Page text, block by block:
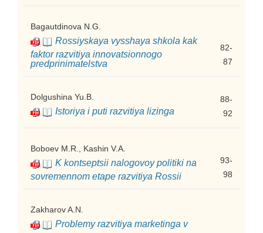
Bagautdinova N.G.
Rossiyskaya vysshaya shkola kak
faktor razvitiya innovatsionnogo
predprinimatelstva
82-
87
Dolgushina Yu.B.
Istoriya i puti razvitiya lizinga
88-
92
Boboev M.R., Kashin V.A.
K kontseptsii nalogovoy politiki na
sovremennom etape razvitiya Rossii
93-
98
Zakharov A.N.
Problemy razvitiya marketinga v